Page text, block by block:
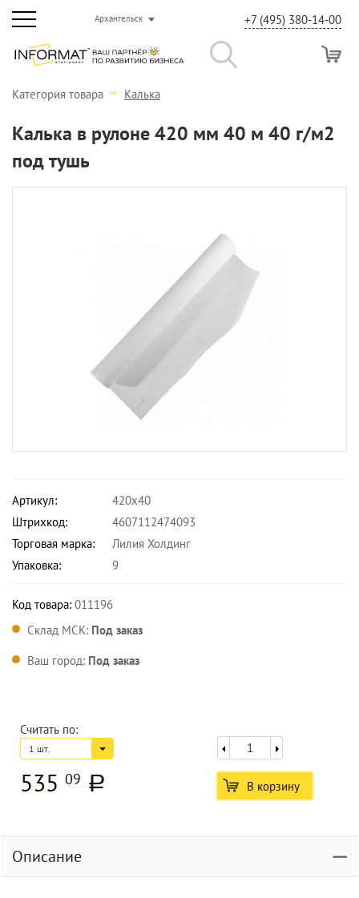
Архангельск +7 (495) 380-14-00
Категория товара Калька
Калька в рулоне 420 мм 40 м 40 г/м2
под тушь
Артикул:
420х40
Штрихкод:
4607112474093
Торговая марка:
Лилия Холдинг
Упаковка:
9
Код товара: 011196
Склад МСК: Под заказ
Ваш город: Под заказ
Считать по:
1 шт.
535 09 a В корзину
Описание